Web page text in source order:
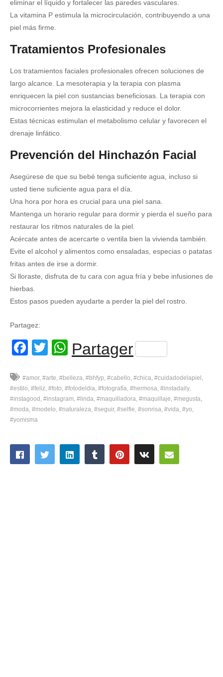
eliminar el líquido y fortalecer las paredes vasculares.
La vitamina P estimula la microcirculación, contribuyendo a una
piel más firme.
Tratamientos Profesionales
Los tratamientos faciales profesionales ofrecen soluciones de
largo alcance. La mesoterapia y la terapia con plasma
enriquecen la piel con sustancias beneficiosas. La terapia con
microcorrientes mejora la elasticidad y reduce el dolor.
Estas técnicas estimulan el metabolismo celular y favorecen el
drenaje linfático.
Prevención del Hinchazón Facial
Asegúrese de que su bebé tenga suficiente agua, incluso si
usted tiene suficiente agua para el día.
Una hora por hora es crucial para una piel sana.
Mantenga un horario regular para dormir y pierda el sueño para
restaurar los ritmos naturales de la piel.
Acércate antes de acercarte o ventila bien la vivienda también.
Evite el alcohol y alimentos como ensaladas, especias o patatas
fritas antes de irse a dormir.
Si lloraste, disfruta de tu cara con agua fría y bebe infusiones de
hierbas.
Estos pasos pueden ayudarte a perder la piel del rostro.
Partagez:
Facebook
Twitter
WhatsApp
Partager
#amor #arte #belleza #bhfyp #cabello #chica #cuidadodelapiel
#estilo #feliz #foto #fotodeldia #fotografía #hermosa #instadaily
#instagood #instagram #linda #maquilladora #maquillaje #megusta
#moda #modelo #naturaleza #seguir #selfie #sonrisa #vida #yo
#yomisma